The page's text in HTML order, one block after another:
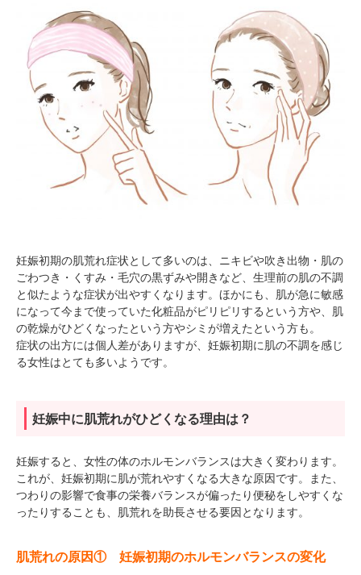
妊娠初期の肌荒れ症状として多いのは、ニキビや吹き出物・肌の
ごわつき・くすみ・毛穴の黒ずみや開きなど、生理前の肌の不調
と似たような症状が出やすくなります。ほかにも、肌が急に敏感
になって今まで使っていた化粧品がピリピリするという方や、肌
の乾燥がひどくなったという方やシミが増えたという方も。
症状の出方には個人差がありますが、妊娠初期に肌の不調を感じ
る女性はとても多いようです。
妊娠中に肌荒れがひどくなる理由は？
妊娠すると、女性の体のホルモンバランスは大きく変わります。
これが、妊娠初期に肌が荒れやすくなる大きな原因です。また、
つわりの影響で食事の栄養バランスが偏ったり便秘をしやすくな
ったりすることも、肌荒れを助長させる要因となります。
肌荒れの原因① 妊娠初期のホルモンバランスの変化